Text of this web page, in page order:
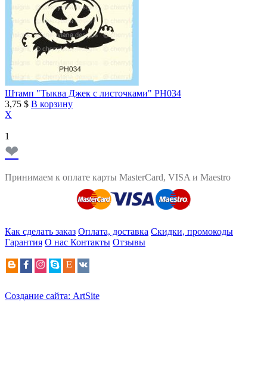
Штамп "Тыква Джек с листочками" PH034
3,75 $ В корзину
X
1
❤
Принимаем к оплате карты MasterCard, VISA и Maestro
Как сделать заказ Оплата, доставка Скидки, промокоды
Гарантия О нас Контакты Отзывы
Создание сайта: ArtSite